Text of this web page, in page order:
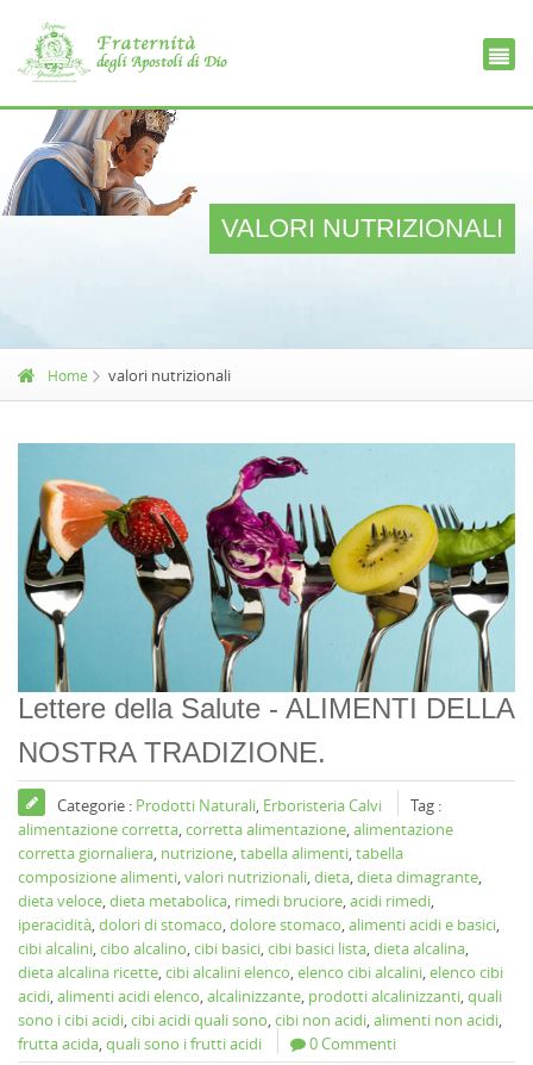
VALORI NUTRIZIONALI
Home valori nutrizionali
Lettere della Salute - ALIMENTI DELLA
NOSTRA TRADIZIONE.
Categorie : Prodotti Naturali, Erboristeria Calvi
Tag :
alimentazione corretta,corretta alimentazione,alimentazione
corretta giornaliera, nutrizione,tabella alimenti,tabella
composizione alimenti,valori nutrizionali,dieta,dieta dimagrante,
dieta veloce,dieta metabolica, rimedi bruciore,acidi rimedi,
iperacidità,dolori di stomaco,dolore stomaco,alimenti acidi e basici,
cibi alcalini,cibo alcalino,cibi basici,cibi basici lista,dieta alcalina,
dieta alcalina ricette,cibi alcalini elenco,elenco cibi alcalini,elenco cibi
acidi,alimenti acidi elenco,alcalinizzante, prodotti alcalinizzanti,quali
sono i cibi acidi,cibi acidi quali sono,cibi non acidi,alimenti non acidi,
frutta acida,quali sono i frutti acidi 0 Commenti